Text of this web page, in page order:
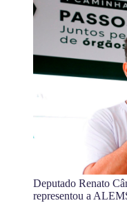
Deputado Renato
representou a